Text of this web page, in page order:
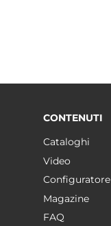
CONTENUTI
Cataloghi
Video
Configuratore
Magazine
FAQ